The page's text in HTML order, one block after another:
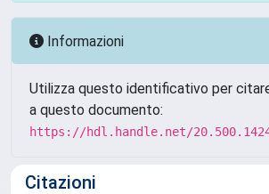
Informazioni
Utilizza questo identificativo per
a questo documento:
https://hdl.handle.net/
Citazioni